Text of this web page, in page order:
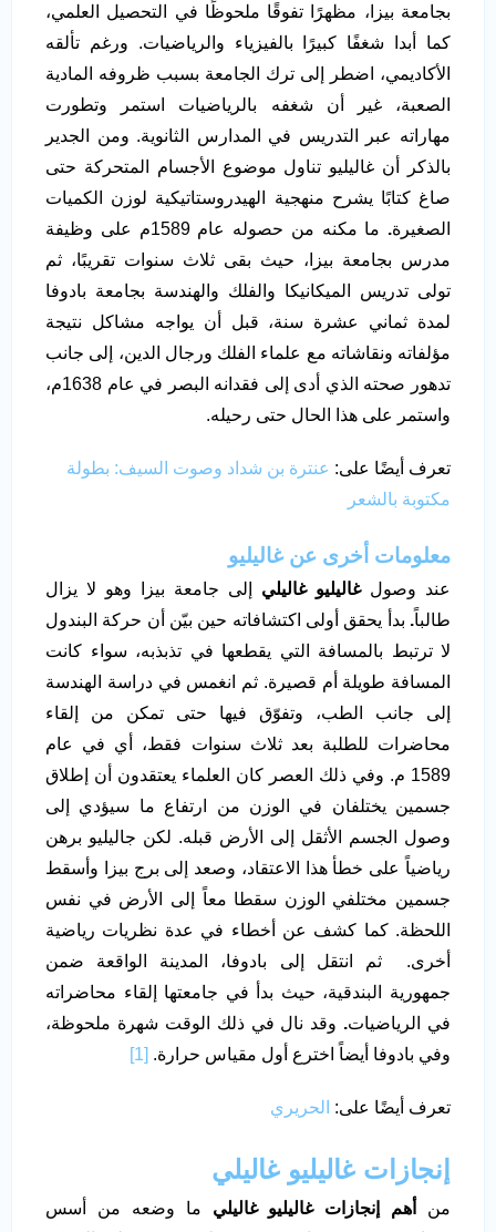
بجامعة بيزا، مظهرًا تفوقًا ملحوظًا في التحصيل العلمي،
كما أبدا شغفًا كبيرًا بالفيزياء والرياضيات. ورغم تألقه
الأكاديمي، اضطر إلى ترك الجامعة بسبب ظروفه المادية
الصعبة، غير أن شغفه بالرياضيات استمر وتطورت
مهاراته عبر التدريس في المدارس الثانوية. ومن الجدير
بالذكر أن غاليليو تناول موضوع الأجسام المتحركة حتى
صاغ كتابًا يشرح منهجية الهيدروستاتيكية لوزن الكميات
الصغيرة.
ما مكنه من حصوله عام 1589م على وظيفة
مدرس بجامعة بيزا، حيث بقى ثلاث سنوات تقريبًا، ثم
تولى تدريس الميكانيكا والفلك والهندسة بجامعة بادوفا
لمدة ثماني عشرة سنة، قبل أن يواجه مشاكل نتيجة
مؤلفاته ونقاشاته مع علماء الفلك ورجال الدين، إلى جانب
تدهور صحته الذي أدى إلى فقدانه البصر في عام 1638م،
واستمر على هذا الحال حتى رحيله.
تعرف أيضًا على: عنترة بن شداد وصوت السيف: بطولة
مكتوبة بالشعر
معلومات أخرى عن غاليليو
عند وصولغاليليو غاليلي إلى جامعة بيزا وهو لا يزال
طالباً. بدأ يحقق أولى اكتشافاته حين بيّن أن حركة البندول
لا ترتبط بالمسافة التي يقطعها في تذبذبه، سواء كانت
المسافة طويلة أم قصيرة. ثم انغمس في دراسة الهندسة
إلى جانب الطب، وتفوّق فيها حتى تمكن من إلقاء
محاضرات للطلبة بعد ثلاث سنوات فقط، أي في عام
1589 م. وفي ذلك العصر كان العلماء يعتقدون أن إطلاق
جسمين يختلفان في الوزن من ارتفاع ما سيؤدي إلى
وصول الجسم الأثقل إلى الأرض قبله. لكن جاليليو برهن
رياضياً على خطأ هذا الاعتقاد، وصعد إلى برج بيزا وأسقط
جسمين مختلفي الوزن سقطا معاً إلى الأرض في نفس
اللحظة. كما كشف عن أخطاء في عدة نظريات رياضية
أخرى. ثم انتقل إلى بادوفا، المدينة الواقعة ضمن
جمهورية البندقية، حيث بدأ في جامعتها إلقاء محاضراته
في الرياضيات. وقد نال في ذلك الوقت شهرة ملحوظة،
وفي بادوفا أيضاً اخترع أول مقياس حرارة. [1]
تعرف أيضًا على: الحريري
إنجازات غاليليو غاليلي
من أهم إنجازات غاليليو غاليلي ما وضعه من أسس